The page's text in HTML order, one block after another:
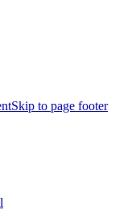
Skip to page footer